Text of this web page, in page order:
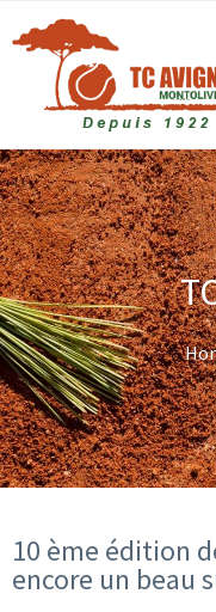
10 ème édition
encore un beau